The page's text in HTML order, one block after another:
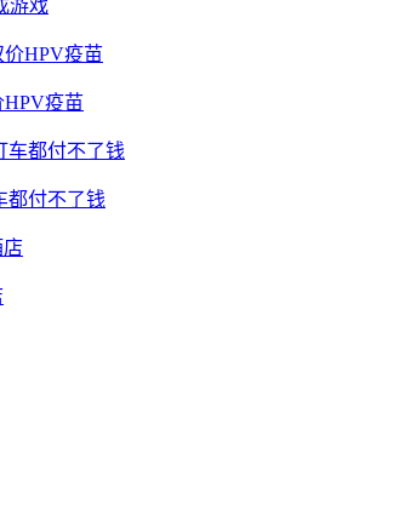
游戏
HPV疫苗
都付不了钱